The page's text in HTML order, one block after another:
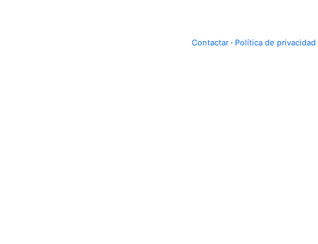
Contactar · Política de privacidad